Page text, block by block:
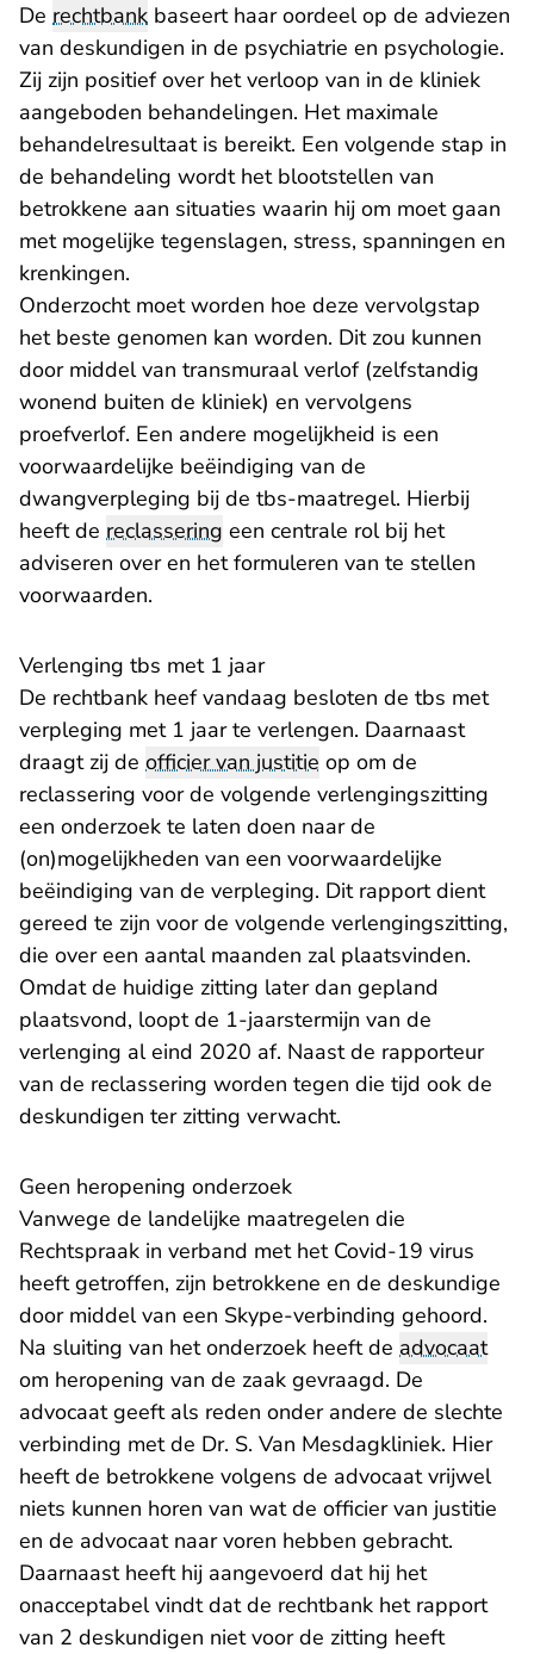
De rechtbank baseert haar oordeel op de adviezen
van deskundigen in de psychiatrie en psychologie.
Zij zijn positief over het verloop van in de kliniek
aangeboden behandelingen. Het maximale
behandelresultaat is bereikt. Een volgende stap in
de behandeling wordt het blootstellen van
betrokkene aan situaties waarin hij om moet gaan
met mogelijke tegenslagen, stress, spanningen en
krenkingen.
Onderzocht moet worden hoe deze vervolgstap
het beste genomen kan worden. Dit zou kunnen
door middel van transmuraal verlof (zelfstandig
wonend buiten de kliniek) en vervolgens
proefverlof. Een andere mogelijkheid is een
voorwaardelijke beëindiging van de
dwangverpleging bij de tbs-maatregel. Hierbij
heeft de reclassering een centrale rol bij het
adviseren over en het formuleren van te stellen
voorwaarden.
Verlenging tbs met 1 jaar
De rechtbank heef vandaag besloten de tbs met
verpleging met 1 jaar te verlengen. Daarnaast
draagt zij de officier van justitie op om de
reclassering voor de volgende verlengingszitting
een onderzoek te laten doen naar de
(on)mogelijkheden van een voorwaardelijke
beëindiging van de verpleging. Dit rapport dient
gereed te zijn voor de volgende verlengingszitting,
die over een aantal maanden zal plaatsvinden.
Omdat de huidige zitting later dan gepland
plaatsvond, loopt de 1-jaarstermijn van de
verlenging al eind 2020 af. Naast de rapporteur
van de reclassering worden tegen die tijd ook de
deskundigen ter zitting verwacht.
Geen heropening onderzoek
Vanwege de landelijke maatregelen die
Rechtspraak in verband met het Covid-19 virus
heeft getroffen, zijn betrokkene en de deskundige
door middel van een Skype-verbinding gehoord.
Na sluiting van het onderzoek heeft de advocaat
om heropening van de zaak gevraagd. De
advocaat geeft als reden onder andere de slechte
verbinding met de Dr. S. Van Mesdagkliniek. Hier
heeft de betrokkene volgens de advocaat vrijwel
niets kunnen horen van wat de officier van justitie
en de advocaat naar voren hebben gebracht.
Daarnaast heeft hij aangevoerd dat hij het
onacceptabel vindt dat de rechtbank het rapport
van 2 deskundigen niet voor de zitting heeft